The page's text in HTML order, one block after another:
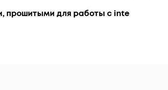
прошитыми для работы с inte